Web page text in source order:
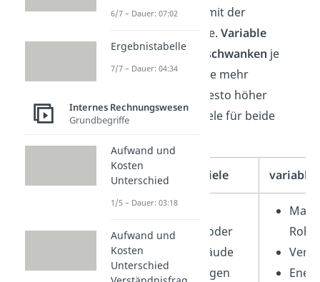
ändern sich nicht mit der
Produktionsmenge. Variable
Kostenhingegen schwanken je
nach Produktion: Je mehr
produziert wird, desto höher
werden sie. Beispiele für beide
Fixkosten Beispiele variable
Miete für
Lagerhallen oder
Betriebsgebäude
Abschreibungen
6/7 – Dauer: 07:02
Ergebnistabelle
7/7 – Dauer: 04:34
Internes Rechnungswesen
Grundbegriffe
Aufwand und
Kosten
Unterschied
1/5 – Dauer: 03:18
Aufwand und
Kosten
Unterschied